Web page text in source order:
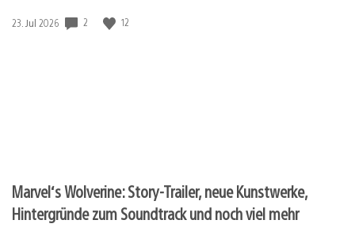
Veröffentlichungsdatum:
23. Jul 2026 2 12
Marvel‘s Wolverine: Story-Trailer, neue Kunstwerke,
Hintergründe zum Soundtrack und noch viel mehr